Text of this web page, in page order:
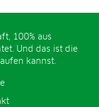
100% aus
Und das ist die
kannst.